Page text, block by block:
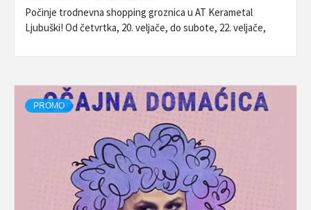
Počinje trodnevna shopping groznica u AT Kerametal
Ljubuški! Od četvrtka, 20. veljače, do subote, 22. veljače,
PROMO